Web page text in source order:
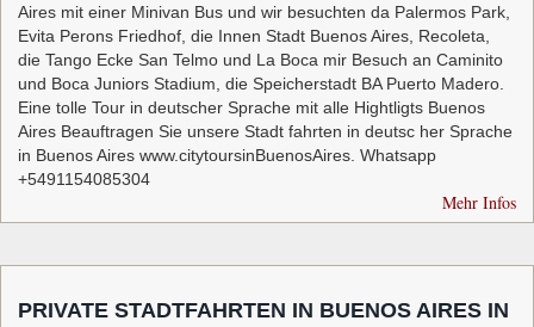
Aires mit einer Minivan Bus und wir besuchten da Palermos Park,
Evita Perons Friedhof, die Innen Stadt Buenos Aires, Recoleta,
die Tango Ecke San Telmo und La Boca mir Besuch an Caminito
und Boca Juniors Stadium, die Speicherstadt BA Puerto Madero.
Eine tolle Tour in deutscher Sprache mit alle Hightligts Buenos
Aires Beauftragen Sie unsere Stadt fahrten in deutsc her Sprache
in Buenos Aires www.citytoursinBuenosAires. Whatsapp
+5491154085304
Mehr Infos
PRIVATE STADTFAHRTEN IN BUENOS AIRES IN